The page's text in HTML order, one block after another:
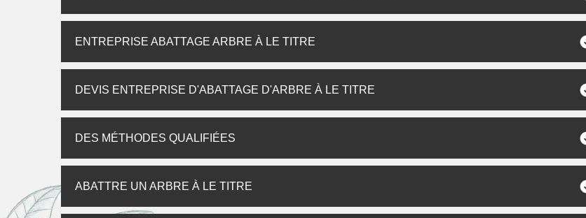
ENTREPRISE ABATTAGE ARBRE À LE TITRE
DEVIS ENTREPRISE D'ABATTAGE D'ARBRE À LE TITRE
DES MÉTHODES QUALIFIÉES
ABATTRE UN ARBRE À LE TITRE